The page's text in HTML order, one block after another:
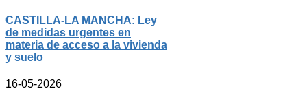
CASTILLA-LA MANCHA: Ley
de medidas urgentes en
materia de acceso a la vivienda
y suelo
16-05-2026